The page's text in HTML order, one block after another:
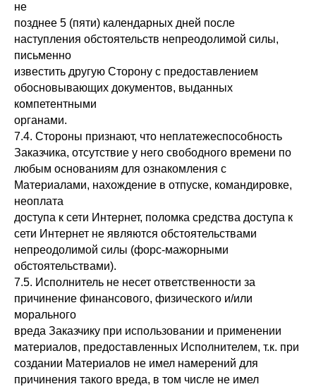
не
позднее 5 (пяти) календарных дней после
наступления обстоятельств непреодолимой силы,
письменно
известить другую Сторону с предоставлением
обосновывающих документов, выданных
компетентными
органами.
7.4. Стороны признают, что неплатежеспособность
Заказчика, отсутствие у него свободного времени по
любым основаниям для ознакомления с
Материалами, нахождение в отпуске, командировке,
неоплата
доступа к сети Интернет, поломка средства доступа к
сети Интернет не являются обстоятельствами
непреодолимой силы (форс-мажорными
обстоятельствами).
7.5. Исполнитель не несет ответственности за
причинение финансового, физического и/или
морального
вреда Заказчику при использовании и применении
материалов, предоставленных Исполнителем, т.к. при
создании Материалов не имел намерений для
причинения такого вреда, в том числе не имел